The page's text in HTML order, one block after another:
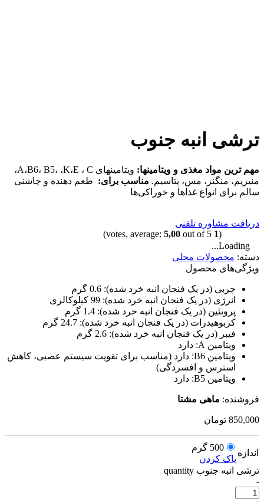
ترشی انبه جنوب
مهم ترین مواد مغذی و ویتامینها:
ویتامینهای A،B6، B5، ،K،E ، C،
منیزیم، منگنز، مس، پتاسیم. مناسب برای: طعم دهنده و چاشنی
سالم برای انواع غذاها و خوراکی‌ها
دریافت مشاوره تلفنی
(
1
5,00 out of 5)
Loading...
دسته: محصولات محلی
ویژگی‌های محصول
چربی (در یک فنجان انبه خرد شده): 0.6 گرم
انرژی (در یک فنجان انبه خرد شده): 99 کیلوکالری
پروتئین (در یک فنجان انبه خرد شده): 1.4 گرم
کربوهیدرات (در یک فنجان انبه خرد شده): 24.7 گرم
فیبر (در یک فنجان انبه خرد شده): 2.6 گرم
ویتامین A:
دارد
ویتامین B6:
دارد (مناسب برای تقویت سیستم عصبی، کاهش
استرس و افسردگی)
ویتامین B5:
دارد
فروشنده: ماهی مشتا
850,000 تومان
اندازه
500 گرم
پاک کردن
ترشی انبه جنوب quantity
-